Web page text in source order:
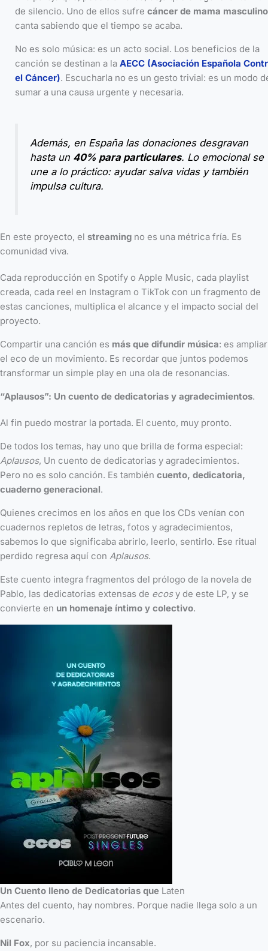
de silencio. Uno de ellos sufre cáncer de mama masculino
canta sabiendo que el tiempo se acaba.
No es solo música: es un acto social. Los beneficios de la
canción se destinan a la AECC (Asociación Española
el Cáncer). Escucharla no es un gesto trivial: es un modo
sumar a una causa urgente y necesaria.
Además, en España las donaciones desgravan
hasta un 40% para particulares. Lo emocional se
une a lo práctico: ayudar salva vidas y también
impulsa cultura.
En este proyecto, el streaming no es una métrica fría. Es
comunidad viva.
Cada reproducción en Spotify o Apple Music, cada playlist
creada, cada reel en Instagram o TikTok con un fragmento de
estas canciones, multiplica el alcance y el impacto social del
proyecto.
Compartir una canción es más que difundir música: es ampliar
el eco de un movimiento. Es recordar que juntos podemos
transformar un simple play en una ola de resonancias.
“Aplausos”: Un cuento de dedicatorias y agradecimientos.
Al fin puedo mostrar la portada. El cuento, muy pronto.
De todos los temas, hay uno que brilla de forma especial:
Aplausos, Un cuento de dedicatorias y agradecimientos.
Pero no es solo canción. Es también cuento, dedicatoria,
cuaderno generacional.
Quienes crecimos en los años en que los CDs venían con
cuadernos repletos de letras, fotos y agradecimientos,
sabemos lo que significaba abrirlo, leerlo, sentirlo. Ese ritual
perdido regresa aquí con Aplausos.
Este cuento integra fragmentos del prólogo de la novela de
Pablo, las dedicatorias extensas de ecosy de este LP, y se
convierte en un homenaje íntimo y colectivo.
Un Cuento lleno de Dedicatorias que Laten
Antes del cuento, hay nombres. Porque nadie llega solo a un
escenario.
Nil Fox, por su paciencia incansable.